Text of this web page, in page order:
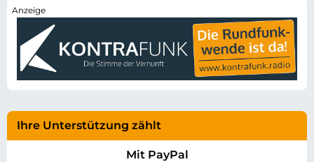
Ihre Unterstützung zählt
Mit PayPal